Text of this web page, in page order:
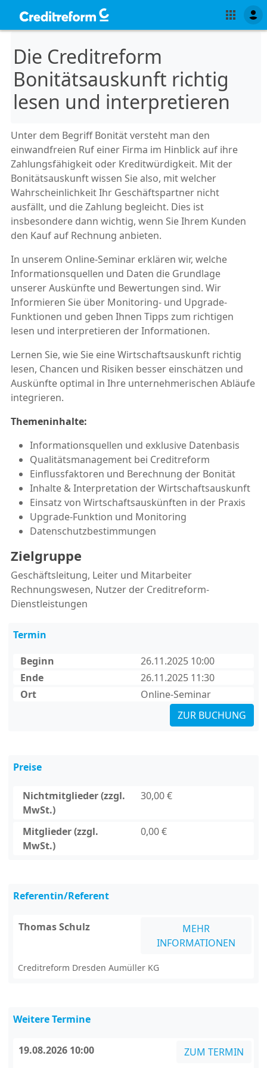
Die Creditreform
Bonitätsauskunft richtig
lesen und interpretieren
Unter dem Begriff Bonität versteht man den
einwandfreien Ruf einer Firma im Hinblick auf ihre
Zahlungsfähigkeit oder Kreditwürdigkeit. Mit der
Bonitätsauskunft wissen Sie also, mit welcher
Wahrscheinlichkeit Ihr Geschäftspartner nicht
ausfällt, und die Zahlung begleicht. Dies ist
insbesondere dann wichtig, wenn Sie Ihrem Kunden
den Kauf auf Rechnung anbieten.
In unserem Online-Seminar erklären wir, welche
Informationsquellen und Daten die Grundlage
unserer Auskünfte und Bewertungen sind. Wir
Informieren Sie über Monitoring- und Upgrade-
Funktionen und geben Ihnen Tipps zum richtigen
lesen und interpretieren der Informationen.
Lernen Sie, wie Sie eine Wirtschaftsauskunft richtig
lesen, Chancen und Risiken besser einschätzen und
Auskünfte optimal in Ihre unternehmerischen Abläufe
integrieren.
Themeninhalte:
Informationsquellen und exklusive Datenbasis
Qualitätsmanagement bei Creditreform
Einflussfaktoren und Berechnung der Bonität
Inhalte & Interpretation der Wirtschaftsauskunft
Einsatz von Wirtschaftsauskünften in der Praxis
Upgrade-Funktion und Monitoring
Datenschutzbestimmungen
Zielgruppe
Geschäftsleitung, Leiter und Mitarbeiter
Rechnungswesen, Nutzer der Creditreform-
Dienstleistungen
Termin
Beginn
26.11.2025 10:00
Ende
26.11.2025 11:30
Ort
Online-Seminar
ZUR BUCHUNG
Preise
Nichtmitglieder (zzgl.
MwSt.)
30,00 €
Mitglieder (zzgl.
MwSt.)
0,00 €
Referentin/Referent
Thomas Schulz
MEHR
INFORMATIONEN
Creditreform Dresden Aumüller KG
Weitere Termine
19.08.2026 10:00 ZUM TERMIN